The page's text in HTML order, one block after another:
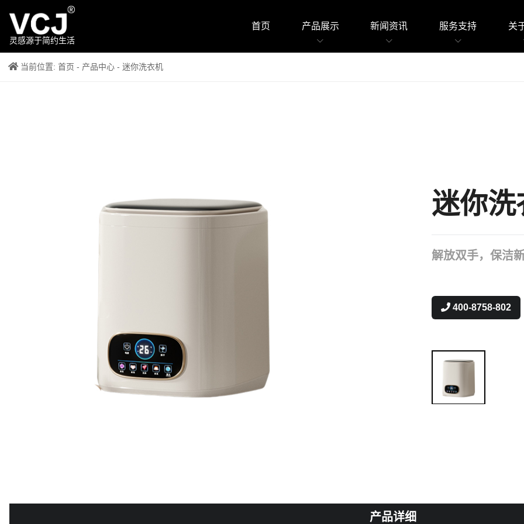
灵感源于简约生活
首页 产品展示 新闻资讯 服务支持 关
当前位置: 首页 - 产品中心- 迷你洗衣机
迷你洗
解放双手，保洁
400-8758-802
产品详细